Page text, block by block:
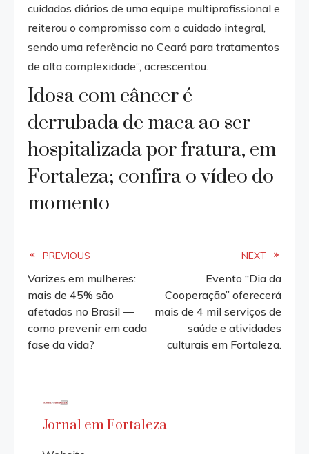
cuidados diários de uma equipe multiprofissional e
reiterou o compromisso com o cuidado integral,
sendo uma referência no Ceará para tratamentos
de alta complexidade”, acrescentou.
Idosa com câncer é
derrubada de maca ao ser
hospitalizada por fratura, em
Fortaleza; confira o vídeo do
momento
Read
more
articles
PREVIOUS
Varizes em mulheres:
mais de 45% são
afetadas no Brasil —
como prevenir em cada
fase da vida?
NEXT
Evento “Dia da
Cooperação” oferecerá
mais de 4 mil serviços de
saúde e atividades
culturais em Fortaleza.
Jornal em Fortaleza